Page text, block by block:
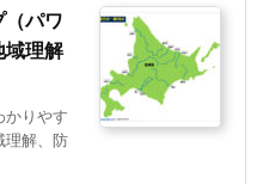
パワ
域理解
かりやす
理解、防